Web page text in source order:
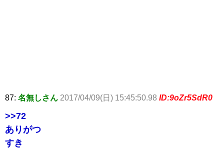
87: 名無しさん 2017/04/09(日) 15:45:50.98 ID:9oZr5SdR0
>>72
ありがつ
すき